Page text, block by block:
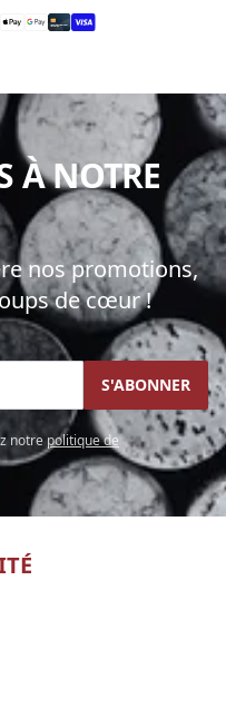
À NOTRE
nos promotions,
de cœur !
S'ABONNER
notre politique de